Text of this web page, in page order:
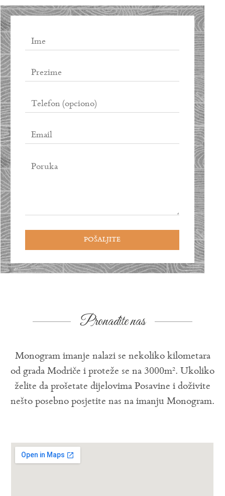
POŠALJITE
Pronađite nas
Monogram imanje nalazi se nekoliko kilometara
od grada Modriče i proteže se na 3000m². Ukoliko
želite da prošetate dijelovima Posavine i doživite
nešto posebno posjetite nas na imanju Monogram.